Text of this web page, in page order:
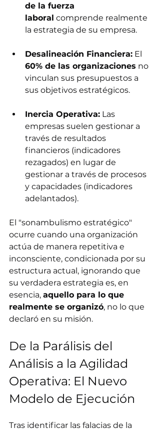
de la fuerza
laboral comprende realmente
la estrategia de su empresa.
Desalineación Financiera: El
60% de las organizaciones no
vinculan sus presupuestos a
sus objetivos estratégicos.
Inercia Operativa: Las
empresas suelen gestionar a
través de resultados
financieros (indicadores
rezagados) en lugar de
gestionar a través de procesos
y capacidades (indicadores
adelantados).
El "sonambulismo estratégico"
ocurre cuando una organización
actúa de manera repetitiva e
inconsciente, condicionada por su
estructura actual, ignorando que
su verdadera estrategia es, en
esencia, aquello para lo que
realmente se organizó, no lo que
declaró en su misión.
De la Parálisis del
Análisis a la Agilidad
Operativa: El Nuevo
Modelo de Ejecución
Tras identificar las falacias de la